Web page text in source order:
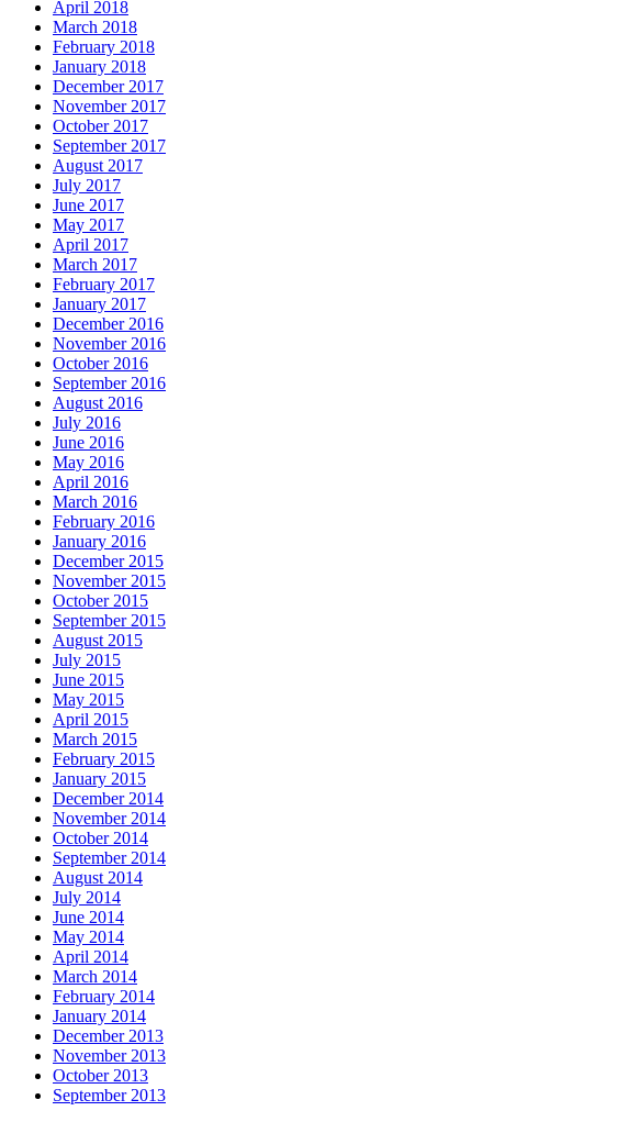
April 2018
March 2018
February 2018
January 2018
December 2017
November 2017
October 2017
September 2017
August 2017
July 2017
June 2017
May 2017
April 2017
March 2017
February 2017
January 2017
December 2016
November 2016
October 2016
September 2016
August 2016
July 2016
June 2016
May 2016
April 2016
March 2016
February 2016
January 2016
December 2015
November 2015
October 2015
September 2015
August 2015
July 2015
June 2015
May 2015
April 2015
March 2015
February 2015
January 2015
December 2014
November 2014
October 2014
September 2014
August 2014
July 2014
June 2014
May 2014
April 2014
March 2014
February 2014
January 2014
December 2013
November 2013
October 2013
September 2013